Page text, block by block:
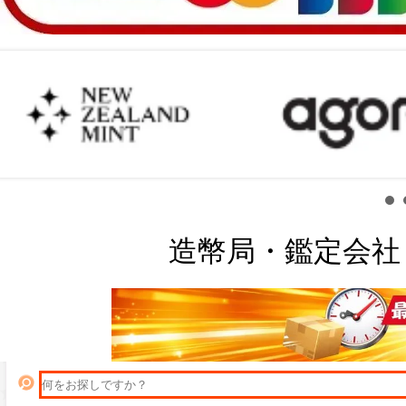
造幣局・鑑定会